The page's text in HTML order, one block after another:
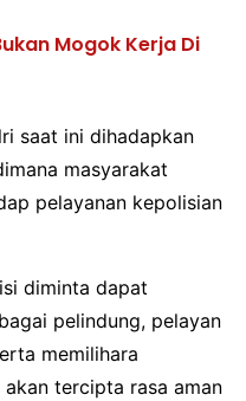
Mogok Kerja Di
saat ini dihadapkan
masyarakat
pelayanan kepolisian
diminta dapat
pelindung, pelayan
memilihara
tercipta rasa aman